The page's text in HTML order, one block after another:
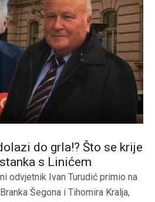
do grla!? Što se krije
s Linićem
odvjetnik Ivan Turudić primio na
Šegona i Tihomira Kralja,